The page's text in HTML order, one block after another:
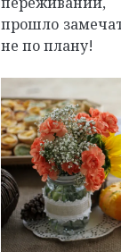
прошло
не по плану!